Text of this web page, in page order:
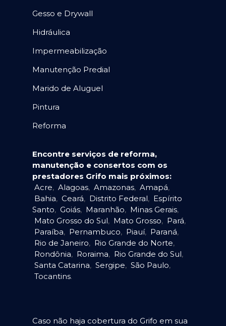
Gesso e Drywall
Hidráulica
Impermeabilização
Manutenção Predial
Marido de Aluguel
Pintura
Reforma
Encontre serviços de reforma,
manutenção e consertos com os
prestadores Grifo mais próximos:
Acre, Alagoas, Amazonas, Amapá,
Bahia, Ceará, Distrito Federal, Espírito
Santo, Goiás, Maranhão, Minas Gerais,
Mato Grosso do Sul, Mato Grosso, Pará,
Paraíba, Pernambuco, Piauí, Paraná,
Rio de Janeiro, Rio Grande do Norte,
Rondônia, Roraima, Rio Grande do Sul,
Santa Catarina, Sergipe, São Paulo,
Tocantins.
Caso não haja cobertura do Grifo em sua